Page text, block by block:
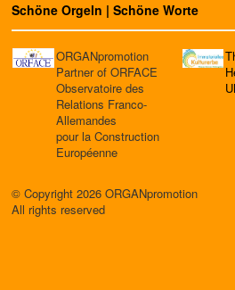
Schöne Orgeln | Schöne Worte
ORGANpromotion
Partner of ORFACE
Observatoire des
Relations Franco-
Allemandes
pour la Construction
Européenne
© Copyright 2026 ORGANpromotion
All rights reserved